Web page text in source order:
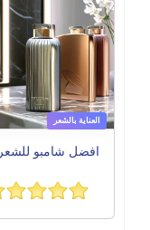
العناية بالشعر